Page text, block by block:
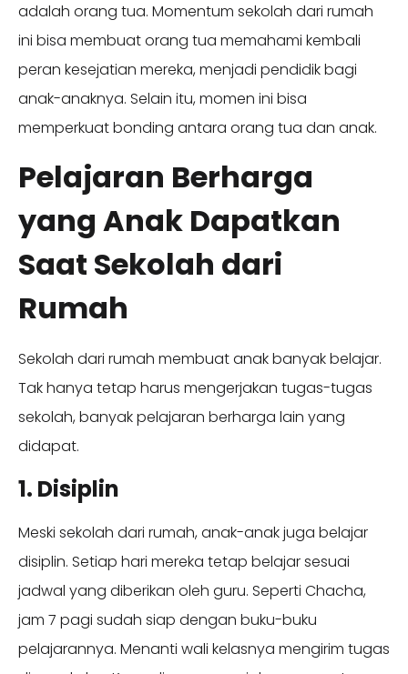
adalah orang tua. Momentum sekolah dari rumah
ini bisa membuat orang tua memahami kembali
peran kesejatian mereka, menjadi pendidik bagi
anak-anaknya. Selain itu, momen ini bisa
memperkuat bonding antara orang tua dan anak.
Pelajaran Berharga
yang Anak Dapatkan
Saat Sekolah dari
Rumah
Sekolah dari rumah membuat anak banyak belajar.
Tak hanya tetap harus mengerjakan tugas-tugas
sekolah, banyak pelajaran berharga lain yang
didapat.
1. Disiplin
Meski sekolah dari rumah, anak-anak juga belajar
disiplin. Setiap hari mereka tetap belajar sesuai
jadwal yang diberikan oleh guru. Seperti Chacha,
jam 7 pagi sudah siap dengan buku-buku
pelajarannya. Menanti wali kelasnya mengirim tugas